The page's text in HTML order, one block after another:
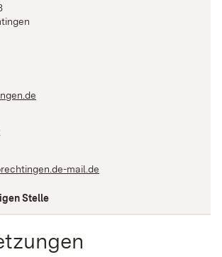
mail.de
Stelle